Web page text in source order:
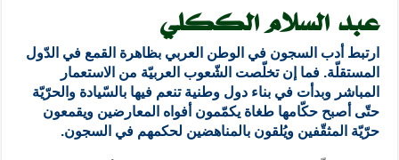
عبد السلام الككلي
ارتبط أدب السجون في الوطن العربي بظاهرة القمع في الدّول
المستقلّة. فما إن تخلّصت الشّعوب العربيّة من الاستعمار
المباشر وبدأت في بناء دول وطنية تنعم فيها بالسّيادة والحرّيّة
حتّى أصبح حكّامها طغاة يكمّمون أفواه المعارضين ويقمعون
حرّيّة المثقّفين ويُلقون بالمناهضين لحكمهم في السجون.